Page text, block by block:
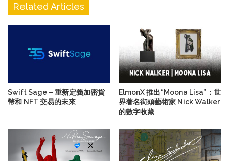
Related Articles
Swift Sage – 重新定義加密貨
幣和 NFT 交易的未來
ElmonX 推出“Moona Lisa”：世
界著名街頭藝術家 Nick Walker
的數字收藏